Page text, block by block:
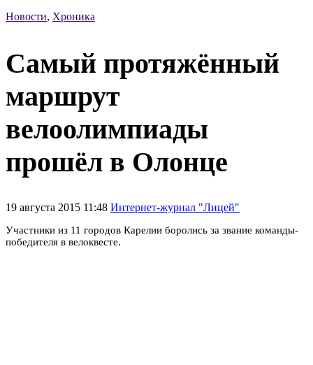
Новости, Хроника
Самый протяжённый
маршрут
велоолимпиады
прошёл в Олонце
19 августа 2015 11:48 Интернет-журнал "Лицей"
Участники из 11 городов Карелии боролись за звание команды-
победителя в велоквесте.